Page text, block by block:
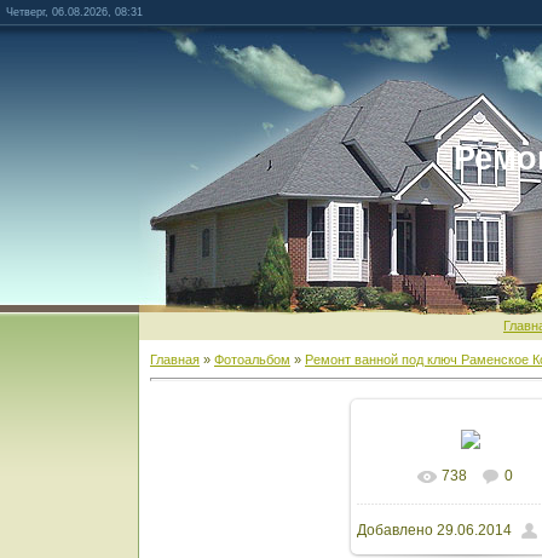
Четверг, 06.08.2026, 08:31
Главная » Фотоальбом » Ремонт ванной под ключ Раменское
В реальном
1600x1066/ 234.7Kb
738 0
Добавлено29.06.2014